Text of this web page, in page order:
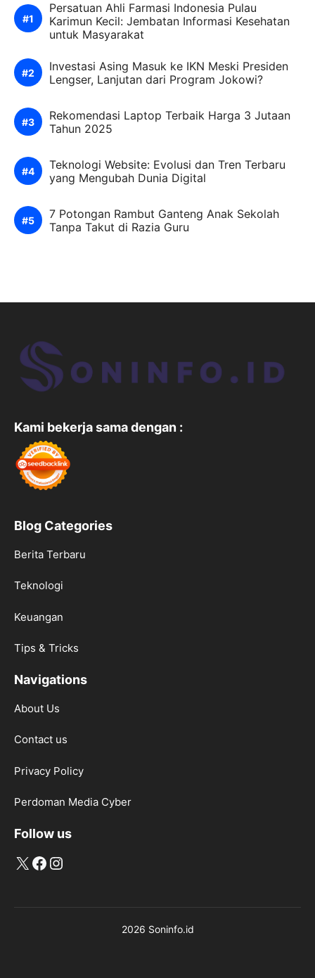
Persatuan Ahli Farmasi Indonesia Pulau
Karimun Kecil: Jembatan Informasi Kesehatan
untuk Masyarakat
Investasi Asing Masuk ke IKN Meski Presiden
Lengser, Lanjutan dari Program Jokowi?
Rekomendasi Laptop Terbaik Harga 3 Jutaan
Tahun 2025
Teknologi Website: Evolusi dan Tren Terbaru
yang Mengubah Dunia Digital
7 Potongan Rambut Ganteng Anak Sekolah
Tanpa Takut di Razia Guru
Kami bekerja sama dengan :
Blog Categories
Berita Terbaru
Teknologi
Keuangan
Tips & Tricks
Navigations
About Us
Contact us
Privacy Policy
Perdoman Media Cyber
Follow us
X Facebook
Instagram
2026 Soninfo.id